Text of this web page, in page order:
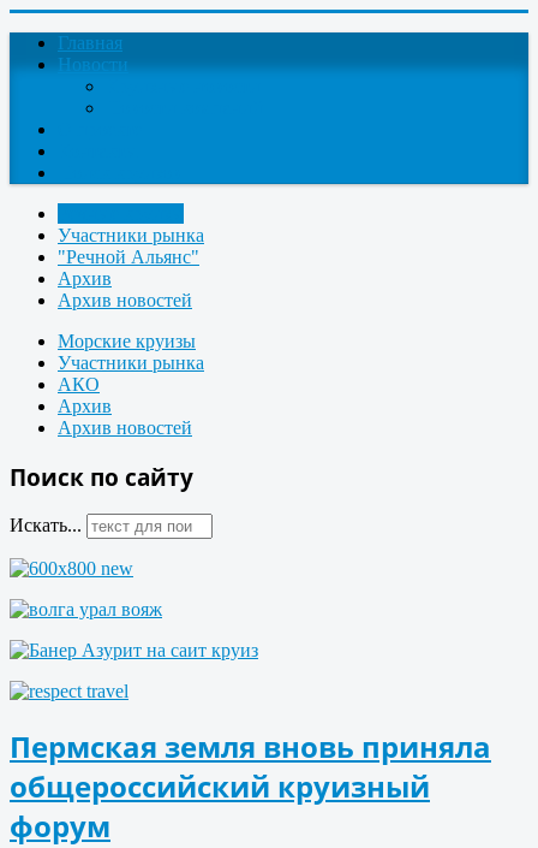
Главная
Новости
Участники рынка
"Речной Альянс"
Архив
Архив новостей
Морские круизы
Участники рынка
АКО
Архив
Архив новостей
Поиск по сайту
Искать...
Пермская земля вновь приняла
общероссийский круизный
форум